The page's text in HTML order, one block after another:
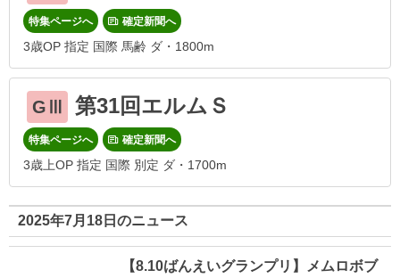
特集ページへ 確定新聞へ
3歳OP 指定 国際 馬齢 ダ・1800m
GⅢ 第31回エルムＳ
特集ページへ 確定新聞へ
3歳上OP 指定 国際 別定 ダ・1700m
2025年7月18日のニュース
【8.10ばんえいグランプリ】メムロボブ